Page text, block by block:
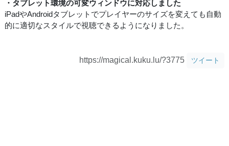
・タブレット環境の可変ウィンドウに対応しました
iPadやAndroidタブレットでプレイヤーのサイズを変えても自動
的に適切なスタイルで視聴できるようになりました。
https://magical.kuku.lu/?3775 ツイート